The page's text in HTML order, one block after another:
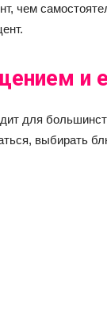
чем
и
для
выбирать